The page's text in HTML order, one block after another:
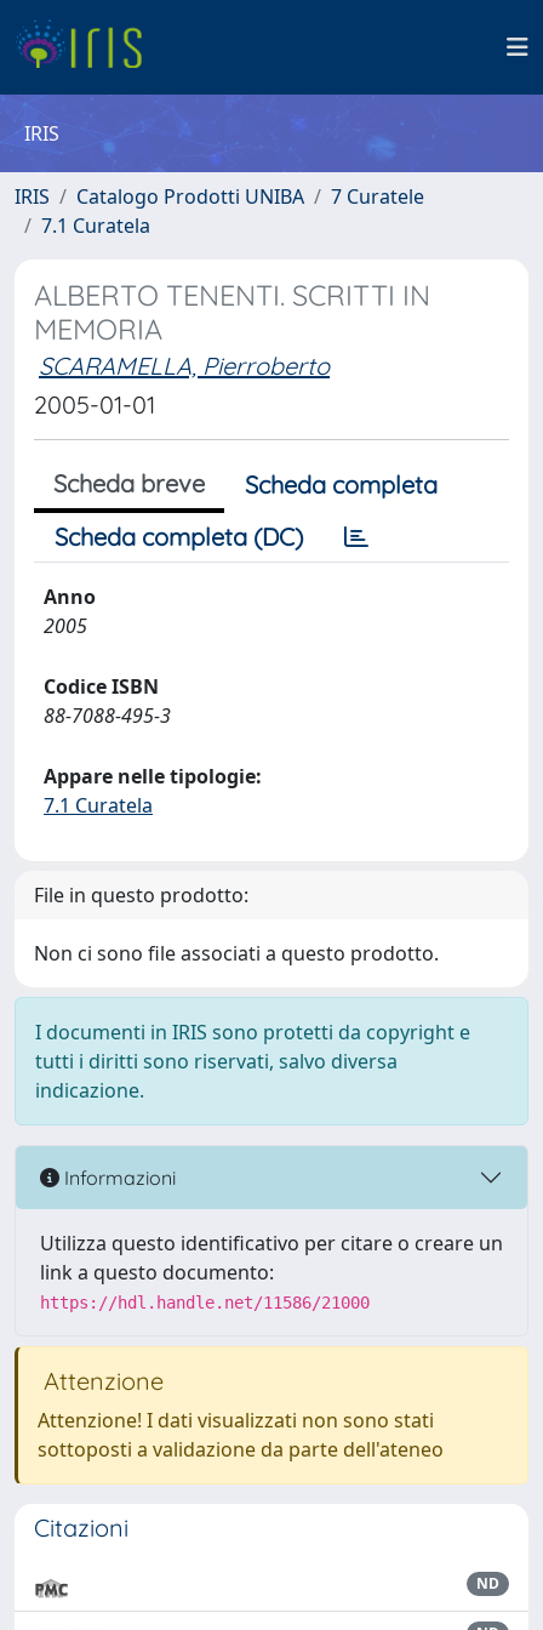
IRIS
IRIS Catalogo Prodotti UNIBA
7 Curatele
7.1 Curatela
ALBERTO TENENTI. SCRITTI IN
MEMORIA
SCARAMELLA, Pierroberto
2005-01-01
Scheda breve
Scheda completa
Scheda completa (DC)
Anno
2005
Codice ISBN
88-7088-495-3
Appare nelle tipologie:
7.1 Curatela
File in questo prodotto:
Non ci sono file associati a questo prodotto.
I documenti in IRIS sono protetti da copyright e
tutti i diritti sono riservati, salvo diversa
indicazione.
Informazioni
Utilizza questo identificativo per citare o creare un
link a questo documento:
https://hdl.handle.net/11586/21000
Attenzione
Attenzione! I dati visualizzati non sono stati
sottoposti a validazione da parte dell'ateneo
Citazioni
ND